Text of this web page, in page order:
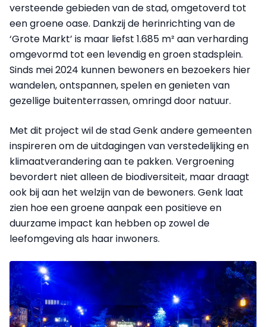
versteende gebieden van de stad, omgetoverd tot
een groene oase. Dankzij de herinrichting van de
‘Grote Markt’ is maar liefst 1.685 m² aan verharding
omgevormd tot een levendig en groen stadsplein.
Sinds mei 2024 kunnen bewoners en bezoekers hier
wandelen, ontspannen, spelen en genieten van
gezellige buitenterrassen, omringd door natuur.
Met dit project wil de stad Genk andere gemeenten
inspireren om de uitdagingen van verstedelijking en
klimaatverandering aan te pakken. Vergroening
bevordert niet alleen de biodiversiteit, maar draagt
ook bij aan het welzijn van de bewoners. Genk laat
zien hoe een groene aanpak een positieve en
duurzame impact kan hebben op zowel de
leefomgeving als haar inwoners.